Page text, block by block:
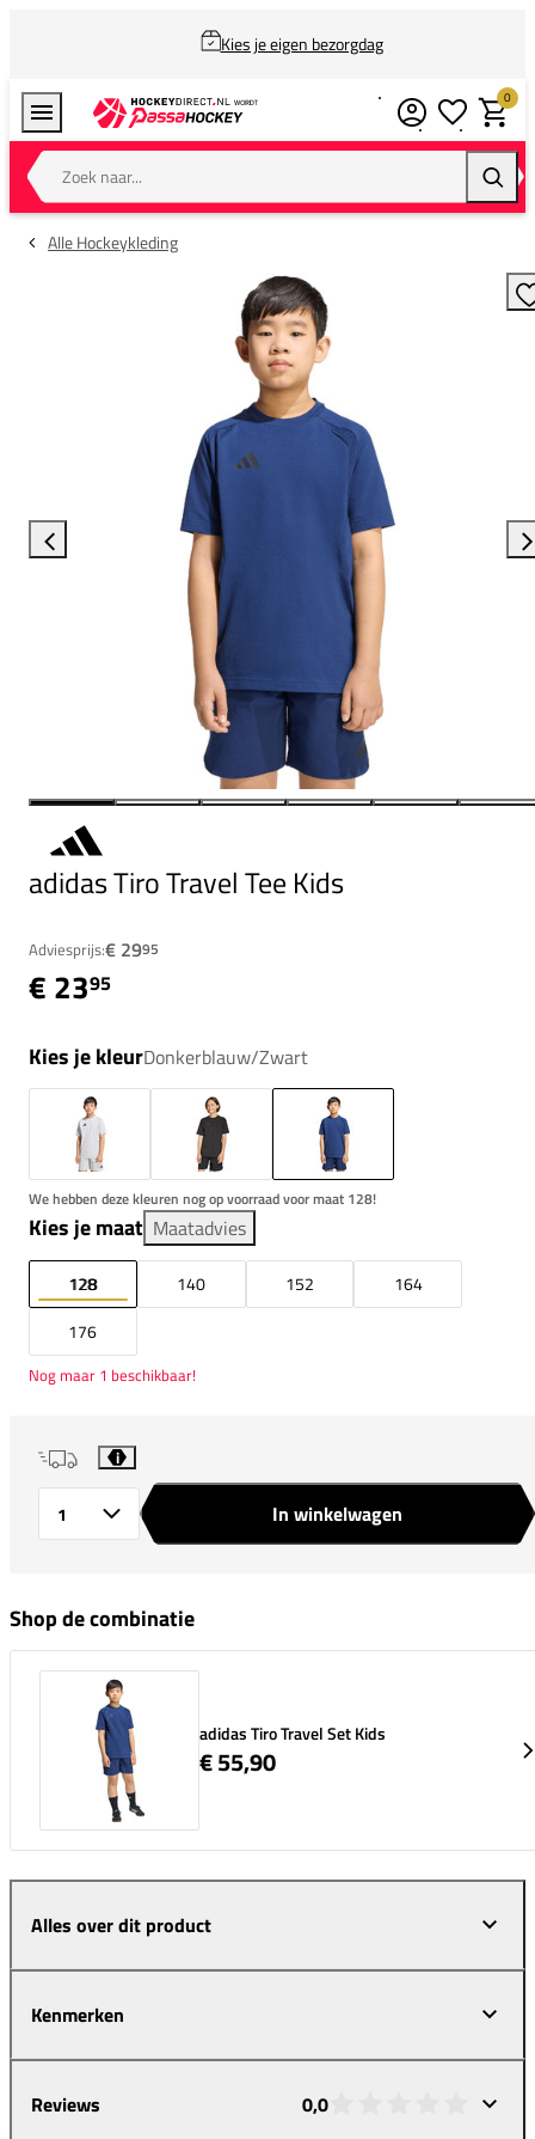
Kies je eigen bezorgdag
Zoek naar...
0
Alle Hockeykleding
adidas Tiro Travel Tee Kids
Adviesprijs:€ 2995
€ 2395
Kies je kleurDonkerblauw/Zwart
We hebben deze kleuren nog op voorraad voor maat 128!
Kies je maat Maatadvies
128 140 152
164
176
Nog maar 1 beschikbaar!
i
In winkelwagen
Shop de combinatie
adidas Tiro Travel Set Kids
€ 55,90
Alles over dit product
Kenmerken
Reviews 0,0